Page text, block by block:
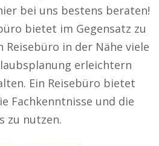
bei uns bestens beraten!
bietet im Gegensatz zu
in der Nähe viele
erleichtern
Ein Reisebüro bietet
Fachkenntnisse und die
zu nutzen.